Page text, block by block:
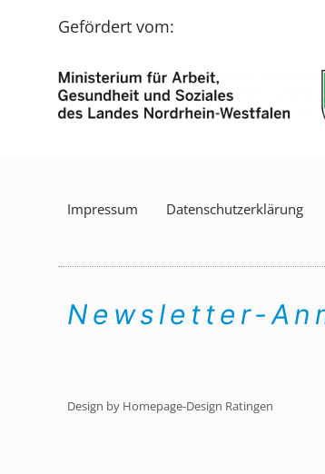
Gefördert vom:
Impressum Datenschutzerklärung
Newsletter-
Design by Homepage-Design Ratingen